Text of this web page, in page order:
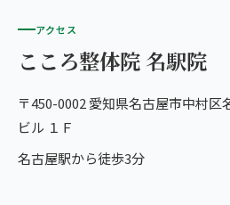
アクセス
こころ整体院 名駅院
〒450-0002 愛知県名古屋市中村区
ビル １Ｆ
名古屋駅から徒歩3分